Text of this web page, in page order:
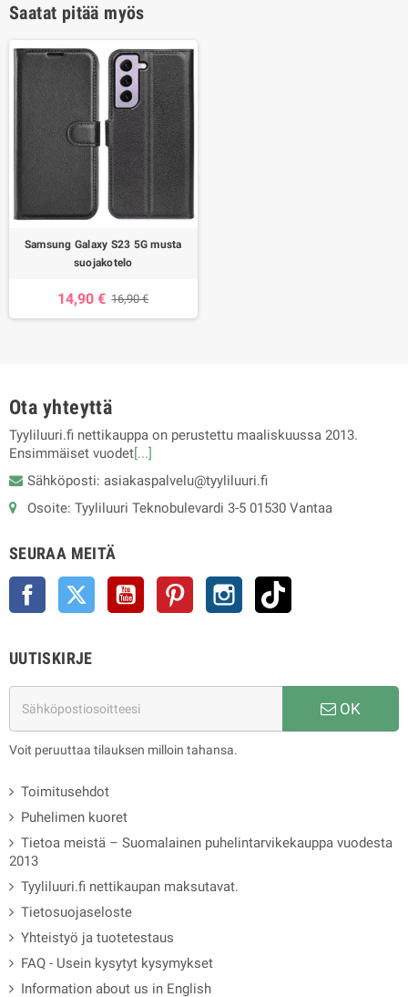
Saatat pitää myös
Samsung Galaxy S23 5G musta
suojakotelo
14,90 € 16,90 €
Ota yhteyttä
Tyyliluuri.fi nettikauppa on perustettu maaliskuussa 2013.
Ensimmäiset vuodet[...]
Sähköposti: asiakaspalvelu@tyyliluuri.fi
Osoite: Tyyliluuri Teknobulevardi 3-5 01530 Vantaa
SEURAA MEITÄ
Facebook Twitter YouTube Pinterest Instagram
UUTISKIRJE
OK
Voit peruuttaa tilauksen milloin tahansa.
Toimitusehdot
Puhelimen kuoret
Tietoa meistä – Suomalainen puhelintarvikekauppa vuodesta
2013
Tyyliluuri.fi nettikaupan maksutavat.
Tietosuojaseloste
Yhteistyö ja tuotetestaus
FAQ - Usein kysytyt kysymykset
Information about us in English